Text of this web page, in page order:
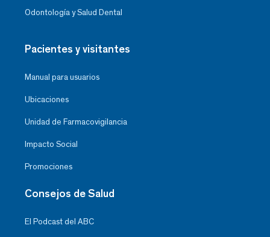
Odontología y Salud Dental
Pacientes y visitantes
Manual para usuarios
Ubicaciones
Unidad de Farmacovigilancia
Impacto Social
Promociones
Consejos de Salud
El Podcast del ABC